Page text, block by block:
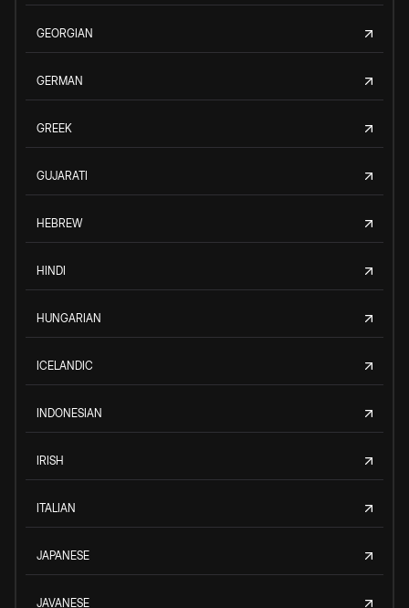
GEORGIAN
GERMAN
GREEK
GUJARATI
HEBREW
HINDI
HUNGARIAN
ICELANDIC
INDONESIAN
IRISH
ITALIAN
JAPANESE
JAVANESE